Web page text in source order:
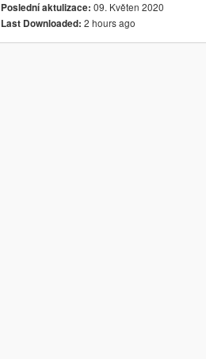
Poslední aktulizace: 09. Květen 2020
Last Downloaded: 2 hours ago